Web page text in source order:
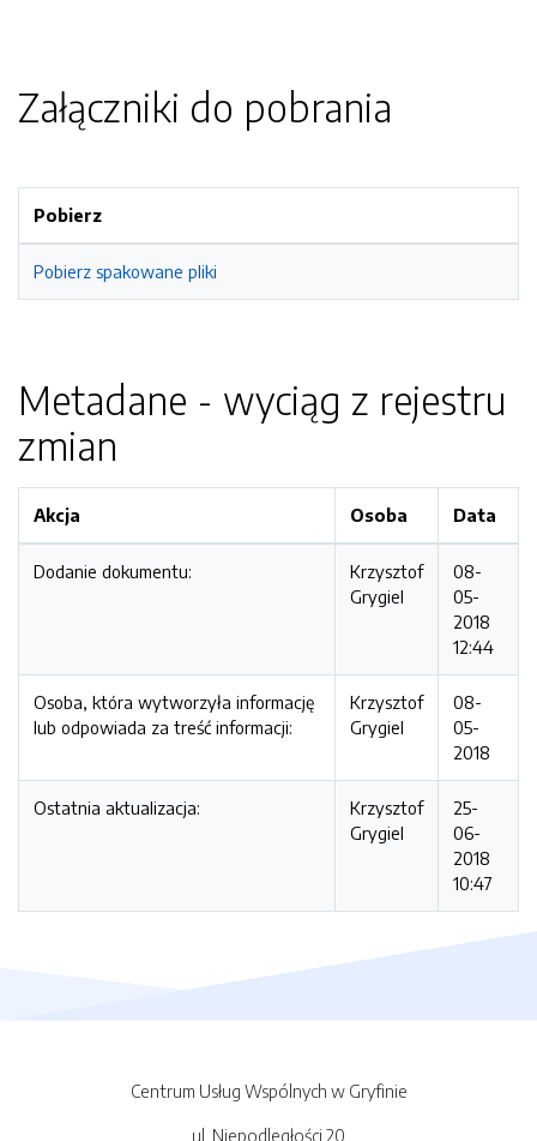
Załączniki do pobrania
Pobierz
Pobierz spakowane pliki
Metadane - wyciąg z rejestru
zmian
Akcja Osoba Data
Dodanie dokumentu:
Krzysztof
Grygiel
08-
05-
2018
12:44
Osoba, która wytworzyła informację
lub odpowiada za treść informacji:
Krzysztof
Grygiel
08-
05-
2018
Ostatnia aktualizacja:
Krzysztof
Grygiel
25-
06-
2018
10:47
Centrum Usług Wspólnych w Gryfinie
ul. Niepodległości 20